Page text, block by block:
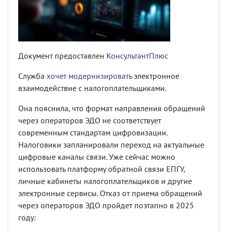
Документ предоставлен КонсультантПлюс
Служба хочет модернизироватьэлектронное
взаимодействие с налогоплательщиками.
Она пояснила, что формат направления обращений
через операторов ЭДО не соответствует
современным стандартам цифровизации.
Налоговики запланировали переход на актуальные
цифровые каналы связи. Уже сейчас можно
использовать платформу обратной связи ЕПГУ,
личные кабинеты налогоплательщиков и другие
электронные сервисы. Отказ от приема обращений
через операторов ЭДО пройдет поэтапно в 2025
году: